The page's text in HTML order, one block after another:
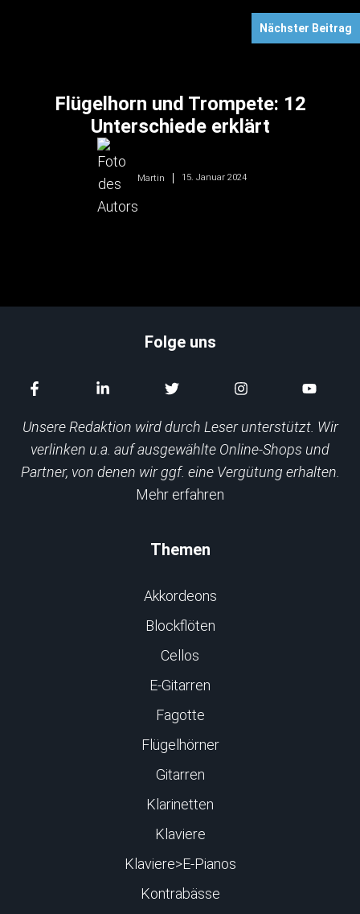
Nächster Beitrag
Flügelhorn und Trompete: 12
Unterschiede erklärt
Martin 15. Januar 2024
Folge uns
Unsere Redaktion wird durch Leser unterstützt. Wir
verlinken u.a. auf ausgewählte Online-Shops und
Partner, von denen wir ggf. eine Vergütung erhalten.
Mehr erfahren
Themen
Akkordeons
Blockflöten
Cellos
E-Gitarren
Fagotte
Flügelhörner
Gitarren
Klarinetten
Klaviere
Klaviere>E-Pianos
Kontrabässe